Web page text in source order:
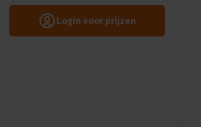
Login voor prijzen